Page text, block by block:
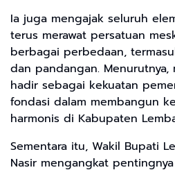
Ia juga mengajak seluruh
terus merawat persatuan
berbagai perbedaan,
dan pandangan. Menurutnya,
hadir sebagai kekuatan
fondasi dalam membangun
harmonis di Kabupaten
Sementara itu, Wakil Bupati
Nasir mengangkat